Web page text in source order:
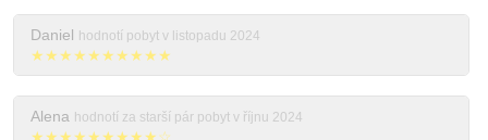
Daniel hodnotí pobyt v listopadu 2024
★★★★★★★★★★
Alena hodnotí za starší pár pobyt v říjnu 2024